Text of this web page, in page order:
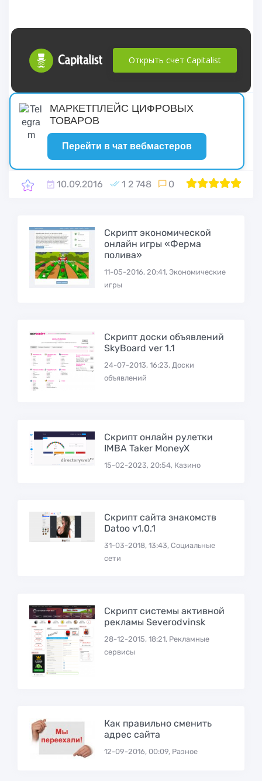
Открыть счет Capitalist
МАРКЕТПЛЕЙС ЦИФРОВЫХ
ТОВАРОВ
Перейти в чат вебмастеров
10.09.2016 1 2 748 0 100
1 2 3 4 5
Cкрипт экономической
онлайн игры «Ферма
полива»
11-05-2016, 20:41, Экономические
игры
Скрипт доски объявлений
SkyBoard ver 1.1
24-07-2013, 16:23, Доски
объявлений
Скрипт онлайн рулетки
IMBA Taker MoneyX
15-02-2023, 20:54, Казино
Скрипт сайта знакомств
Datoo v1.0.1
31-03-2018, 13:43, Социальные
сети
Скрипт системы активной
рекламы Severodvinsk
28-12-2015, 18:21, Рекламные
сервисы
Как правильно сменить
адрес сайта
12-09-2016, 00:09, Разное